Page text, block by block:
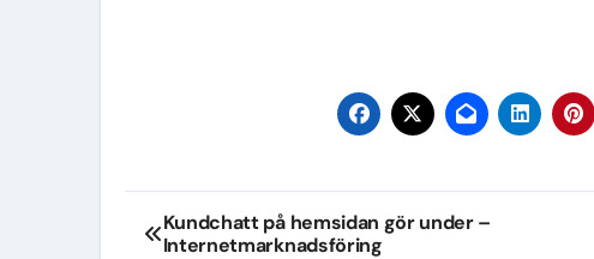
Inläggsnavigering
Kundchatt på hemsidan gör under –
Internetmarknadsföring